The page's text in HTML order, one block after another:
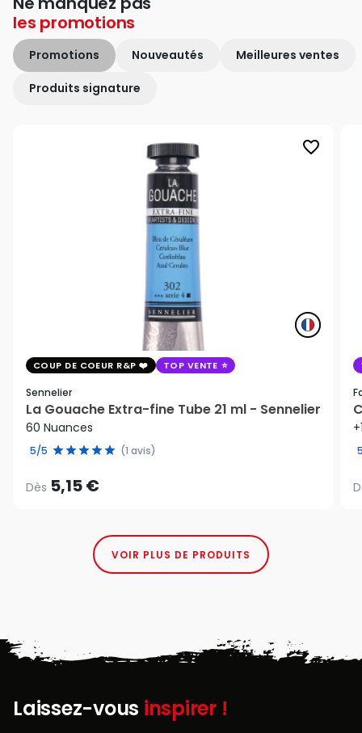
les promotions
Promotions Nouveautés Meilleures ventes
Produits signature
favorite_border
COUP DE COEUR R&P TOP VENTE
Sennelier
La Gouache Extra-fine Tube 21 ml - Sennelier
60 Nuances
5/5 (1 avis)
Dès 5,15 €
VOIR PLUS DE PRODUITS
Laissez-vous inspirer !